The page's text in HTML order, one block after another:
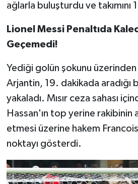
ağlarla buluşturdu ve
Lionel Messi Penaltıda
Geçemedi!
Yediği golün şokunu üzerinden
Arjantin, 19. dakikada aradığı
yakaladı. Mısır ceza sahası
Hassan'ın top yerine rakibinin
etmesi üzerine hakem
noktayı gösterdi.
Savaştepe
SEYAHAT
Sındırgı
SPOR
SÜRMANŞET
Susurluk